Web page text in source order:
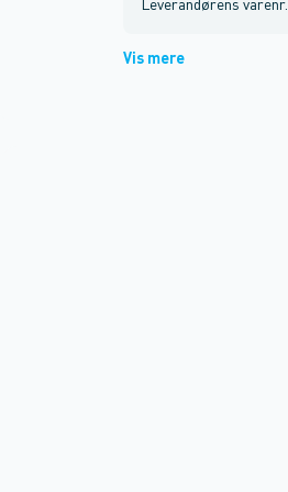
Leverandørens varenr.
Vis mere